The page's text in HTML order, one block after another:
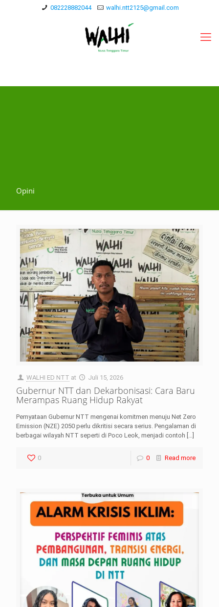
082228882044 walhi.ntt2125@gmail.com
Opini
WALHI ED NTT at Juli 15, 2026
Gubernur NTT dan Dekarbonisasi: Cara Baru
Merampas Ruang Hidup Rakyat
Pernyataan Gubernur NTT mengenai komitmen menuju Net Zero
Emission (NZE) 2050 perlu dikritisi secara serius. Pengalaman di
berbagai wilayah NTT seperti di Poco Leok, menjadi contoh
0 0 Read more